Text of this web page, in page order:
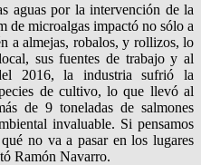
aguas por la intervención de la
microalgas impactó no sólo a
a almejas, robalos, y rollizos, lo
sus fuentes de trabajo y al
2016, la industria sufrió la
de cultivo, lo que llevó al
de 9 toneladas de salmones
invaluable. Si pensamos
no va a pasar en los lugares
Ramón Navarro.